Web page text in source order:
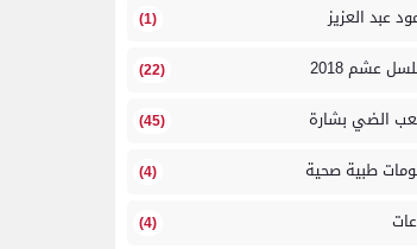
عبد العزيز (1)
عشم 2018 (22)
الضي بشارة (45)
طبية صحية (4)
(4)